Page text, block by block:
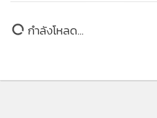
กปปส.เฝ้าบัตรเลื